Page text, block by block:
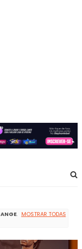
. MOSTRAR TODAS